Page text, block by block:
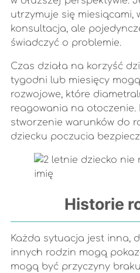
utrzymuje się miesiącami,
konsultacja, ale
świadczyć o problemie.
Czas działa na korzyść
tygodni lub miesięcy
rozwojowe, które
reagowania na otoczenie.
stworzenie warunków do
dziecku poczucia
Historie
Każda sytuacja jest inna,
innych rodzin mogą
mogą być przyczyny